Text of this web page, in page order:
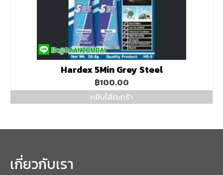
Hardex 5Min Grey Steel
฿100.00
หยิบใส่ตะกร้า
เกี่ยวกับเรา